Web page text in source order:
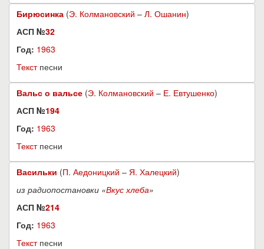
Бирюсинка (Э. Колмановский – Л. Ошанин)
АСП №32
Год: 1963
Текстпесни
Вальс о вальсе (Э. Колмановский – Е. Евтушенко)
АСП №194
Год: 1963
Текстпесни
Васильки (П. Аедоницкий – Я. Халецкий)
из радиопостановки «Вкус хлеба»
АСП №214
Год: 1963
Текстпесни